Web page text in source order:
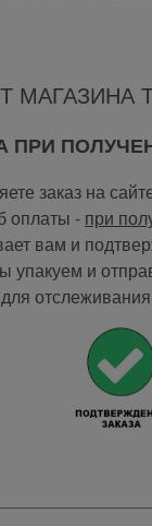
МАГАЗИНА
ПРИ
заказ на
оплаты - при
вам и
упакуем и